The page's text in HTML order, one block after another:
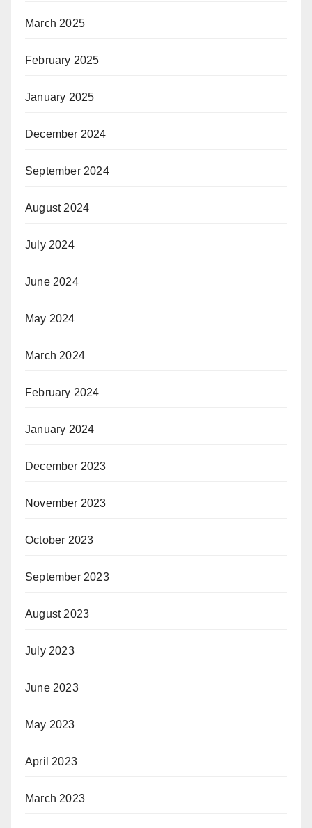
March 2025
February 2025
January 2025
December 2024
September 2024
August 2024
July 2024
June 2024
May 2024
March 2024
February 2024
January 2024
December 2023
November 2023
October 2023
September 2023
August 2023
July 2023
June 2023
May 2023
April 2023
March 2023